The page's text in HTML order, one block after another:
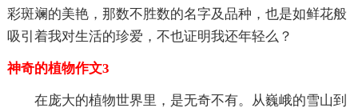
彩斑斓的美艳，那数不胜数的名字及品种，也是如鲜花般
吸引着我对生活的珍爱，不也证明我还年轻么？
神奇的植物作文3
在庞大的植物世界里，是无奇不有。从巍峨的雪山到